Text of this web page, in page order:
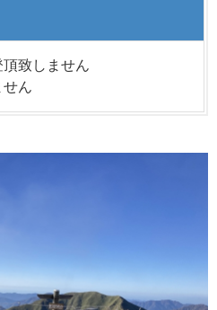
致しません
ん